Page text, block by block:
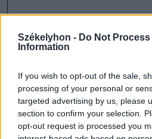
Székelyhon - Do Not Process
Information
If you wish to opt-out of the sale,
processing of your personal or
targeted advertising by us, please
section to confirm your selection.
opt-out request is processed you
Új
városvezetésben
Az átszervezés a
munkamegosztását is
Zoltán polgármester a
a stratégiai